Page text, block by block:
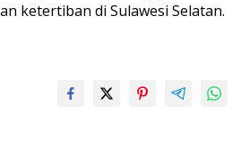
ketertiban di Sulawesi Selatan.